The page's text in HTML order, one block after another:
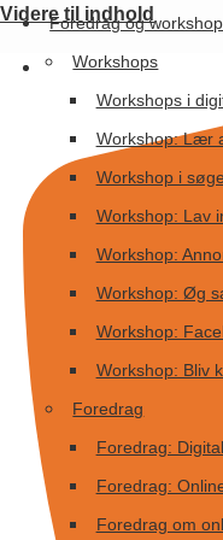
Videre til indhold
Foredrag og
Workshops
Workshops i
Workshop: Lær
Workshop i
Workshop: Lav
Workshop:
Workshop: Øg
Workshop:
Workshop: Bliv
Foredrag
Foredrag:
Foredrag:
Foredrag om